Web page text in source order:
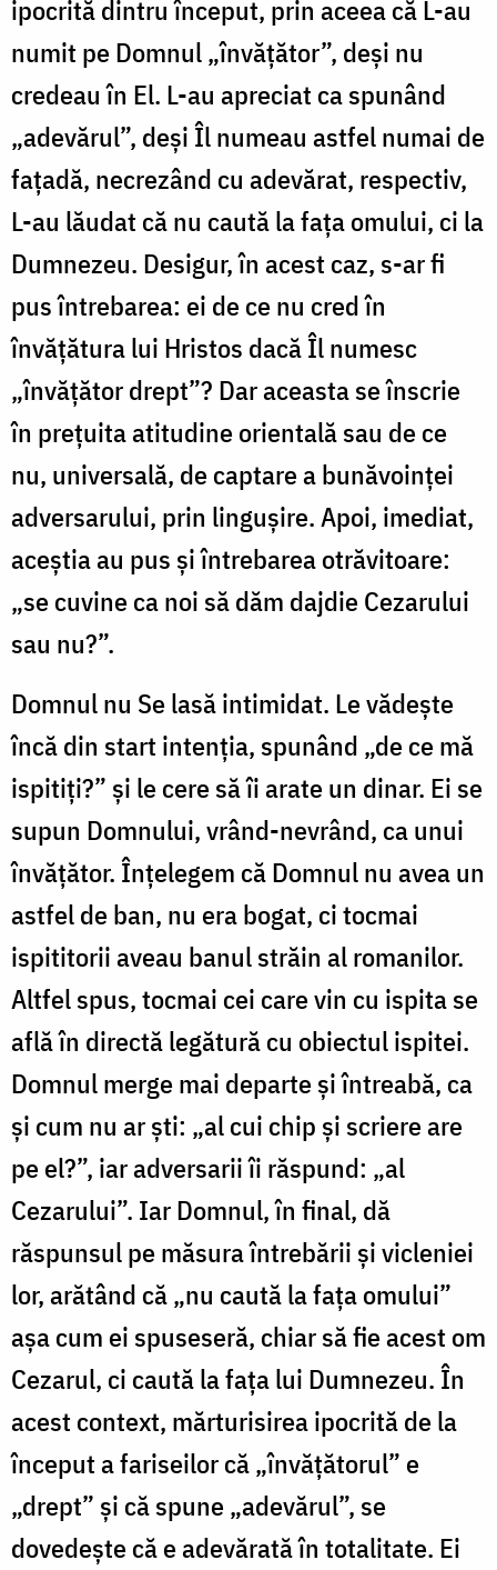
ipocrită dintru început, prin aceea că L-au
numit pe Domnul „învățător”, deși nu
credeau în El. L-au apreciat ca spunând
„adevărul”, deși Îl numeau astfel numai de
fațadă, necrezând cu adevărat, respectiv,
L-au lăudat că nu caută la fața omului, ci la
Dumnezeu. Desigur, în acest caz, s-ar fi
pus întrebarea: ei de ce nu cred în
învățătura lui Hristos dacă Îl numesc
„învățător drept”? Dar aceasta se înscrie
în prețuita atitudine orientală sau de ce
nu, universală, de captare a bunăvoinței
adversarului, prin lingușire. Apoi, imediat,
aceștia au pus și întrebarea otrăvitoare:
„se cuvine ca noi să dăm dajdie Cezarului
sau nu?”.
Domnul nu Se lasă intimidat. Le vădește
încă din start intenția, spunând „de ce mă
ispitiți?” și le cere să îi arate un dinar. Ei se
supun Domnului, vrând-nevrând, ca unui
învățător. Înțelegem că Domnul nu avea un
astfel de ban, nu era bogat, ci tocmai
ispititorii aveau banul străin al romanilor.
Altfel spus, tocmai cei care vin cu ispita se
află în directă legătură cu obiectul ispitei.
Domnul merge mai departe și întreabă, ca
și cum nu ar ști: „al cui chip și scriere are
pe el?”, iar adversarii îi răspund: „al
Cezarului”. Iar Domnul, în final, dă
răspunsul pe măsura întrebării și vicleniei
lor, arătând că „nu caută la fața omului”
așa cum ei spuseseră, chiar să fie acest om
Cezarul, ci caută la fața lui Dumnezeu. În
acest context, mărturisirea ipocrită de la
început a fariseilor că „învățătorul” e
„drept” și că spune „adevărul”, se
dovedește că e adevărată în totalitate. Ei